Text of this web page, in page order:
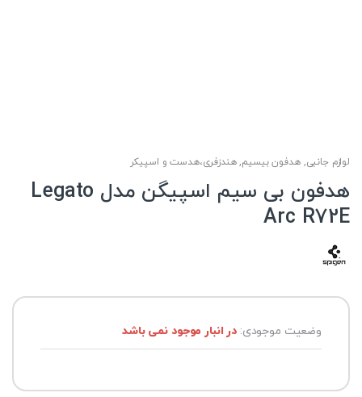
لوازم جانبی,هدفون بیسیم,هندزفری،هدست و اسپیکر
هدفون بی سیم اسپیگن مدل Legato
Arc R72E
وضعیت موجودی:در انبار موجود نمی باشد